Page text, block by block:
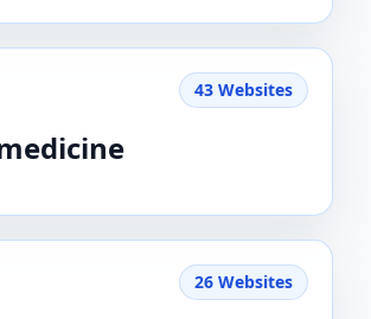
43 Websites
26 Websites